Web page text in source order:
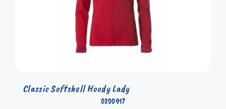
0200917
Classic Softshell Hoody Lady